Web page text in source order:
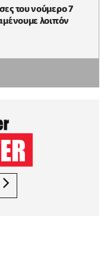
του νούμερο 7
λοιπόν